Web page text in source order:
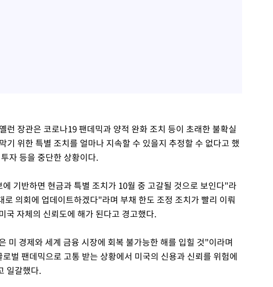
런 장관은 코로나19 팬데믹과 양적 완화 조치 등이 초래한 불확실
기 위한 특별 조치를 얼마나 지속할 수 있을지 추정할 수 없다고 했
자 등을 중단한 상황이다.
기반하면 현금과 특별 조치가 10월 중 고갈될 것으로 보인다"라
의회에 업데이트하겠다"라며 부채 한도 조정 조치가 빨리 이뤄
국 자체의 신뢰도에 해가 된다고 경고했다.
미 경제와 세계 금융 시장에 회복 불가능한 해를 입힐 것"이라며
벌 팬데믹으로 고통 받는 상황에서 미국의 신용과 신뢰를 위험에
일갈했다.